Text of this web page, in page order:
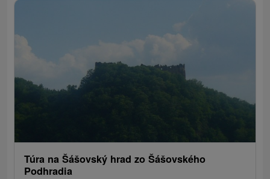
Túra na Šášovský hrad zo Šášovského
Podhradia